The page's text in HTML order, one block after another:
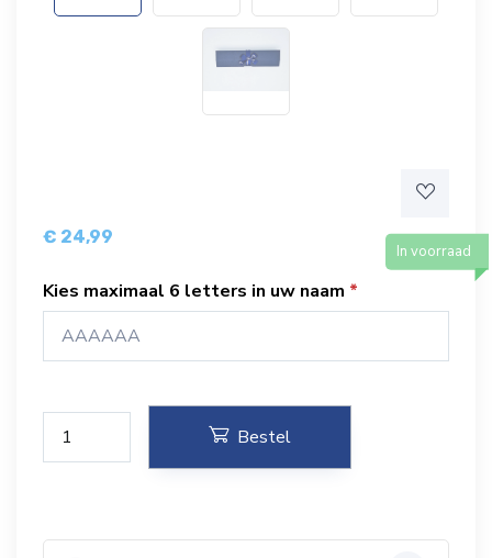
€ 24,99
In voorraad
Kies maximaal 6 letters in uw naam
Bestel